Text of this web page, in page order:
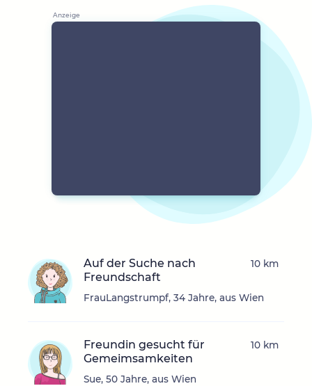
Auf der Suche nach
Freundschaft
FrauLangstrumpf, 34 Jahre, aus Wien
10 km
Freundin gesucht für
Gemeimsamkeiten
Sue, 50 Jahre, aus Wien
10 km